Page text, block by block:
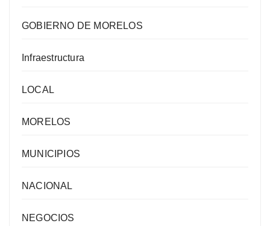
GOBIERNO DE MORELOS
Infraestructura
LOCAL
MORELOS
MUNICIPIOS
NACIONAL
NEGOCIOS